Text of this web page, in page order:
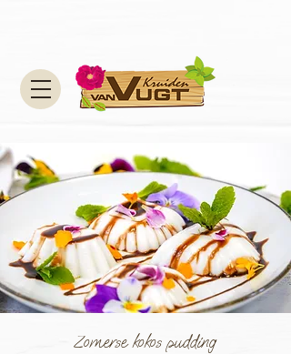
Zomerse kokos pudding